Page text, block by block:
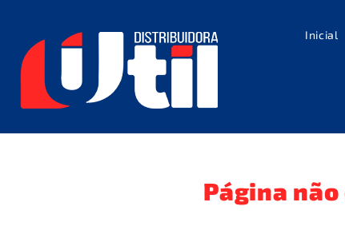
Inicial
Página